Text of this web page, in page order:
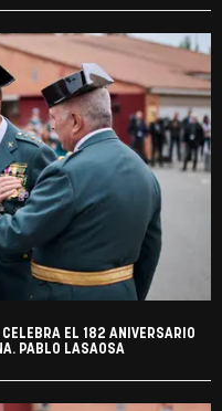
EL 182 ANIVERSARIO
PABLO LASAOSA